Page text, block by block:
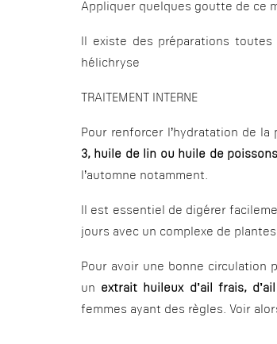
Appliquer quelques goutte de ce
Il existe des préparations
hélichryse
TRAITEMENT INTERNE
Pour renforcer l’hydratation de
3, huile de lin ou huile de
l’automne notamment.
Il est essentiel de digérer
jours avec un complexe de
Pour avoir une bonne circulation
un extrait huileux d’ail frais,
femmes ayant des règles. Voir